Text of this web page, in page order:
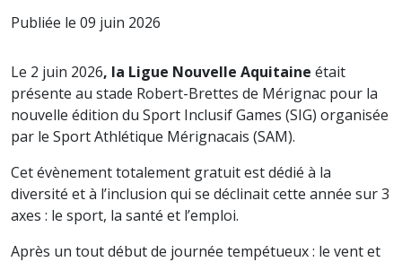
Publiée le 09 juin 2026
Le 2 juin 2026, la Ligue Nouvelle Aquitaine était
présente au stade Robert-Brettes de Mérignac pour la
nouvelle édition du Sport Inclusif Games (SIG) organisée
par le Sport Athlétique Mérignacais (SAM).
Cet évènement totalement gratuit est dédié à la
diversité et à l’inclusion qui se déclinait cette année sur 3
axes : le sport, la santé et l’emploi.
Après un tout début de journée tempétueux : le vent et